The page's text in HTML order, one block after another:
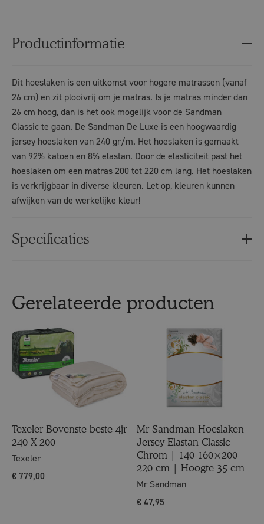
Productinformatie
Dit hoeslaken is een uitkomst voor hogere matrassen (vanaf
26 cm) en zit plooivrij om je matras. Is je matras minder dan
26 cm hoog, dan is het ook mogelijk voor de Sandman
Classic te gaan. De Sandman De Luxe is een hoogwaardig
jersey hoeslaken van 240 gr/m. Het hoeslaken is gemaakt
van 92% katoen en 8% elastan. Door de elasticiteit past het
hoeslaken om een matras 200 tot 220 cm lang. Het hoeslaken
is verkrijgbaar in diverse kleuren. Let op, kleuren kunnen
afwijken van de werkelijke kleur!
Specificaties
Gerelateerde producten
Texeler Bovenste beste 4jr
240 X 200
Texeler
€ 779,00
Mr Sandman Hoeslaken
Jersey Elastan Classic –
Chrom | 140-160×200-
220 cm | Hoogte 35 cm
Mr Sandman
€ 47,95